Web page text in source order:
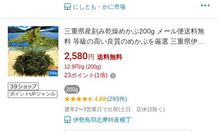
にしとも・かに市場
ポイントUPジャンル
三重県産刻み乾燥めかぶ200g メール便送料無
料 等級の高い良質のめかぶを厳選 三重県伊勢
志摩産メカブ 海藻 国産 NP
2,580 円 送料無料
12.9円/g (200g)
23ポイント (1倍)
200g
4.68(293件)
通常2〜3営業日で出荷(土日、店休日除く)
伊勢鳥羽志摩特産横丁